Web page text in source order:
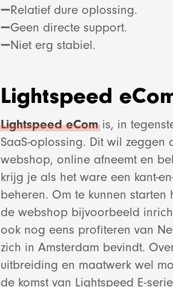
Alle
➖Relatief dure oplossing.
➖Geen directe support.
➖Niet erg stabiel.
Lightspeed
Lightspeed eComis, in
SaaS-oplossing. Dit wil
webshop, online afneemt en
krijg je als het ware een kant-
beheren. Om te kunnen
de webshop bijvoorbeeld
ook nog eens profiteren van
zich in Amsterdam bevindt.
uitbreiding en maatwerk wel
de komst van Lightspeed E-